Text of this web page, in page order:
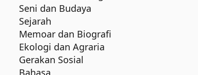
Seni dan Budaya
Sejarah
Memoar dan Biografi
Ekologi dan Agraria
Gerakan Sosial
Bahasa